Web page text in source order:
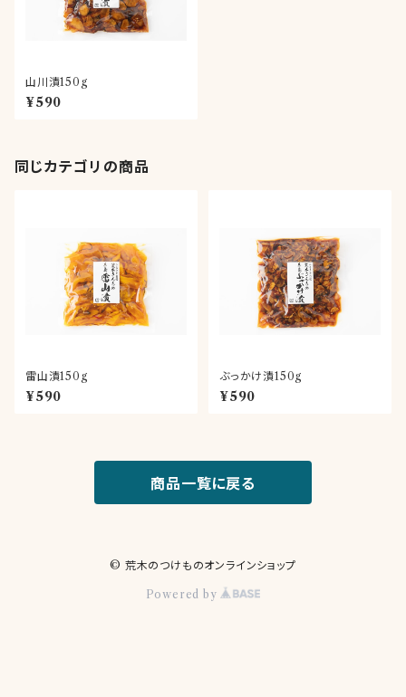
山川漬150g
¥590
同じカテゴリの商品
雷山漬150g
¥590
ぶっかけ漬150g
¥590
商品一覧に戻る
© 荒木のつけものオンラインショップ
Powered by